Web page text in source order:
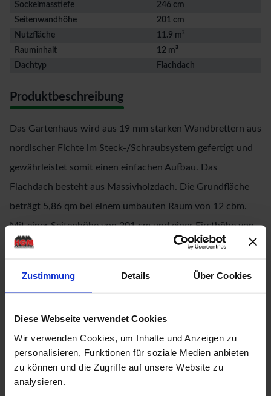
Zustimmung Details Über Cookies
Diese Webseite verwendet Cookies
Wir verwenden Cookies, um Inhalte und Anzeigen zu
personalisieren, Funktionen für soziale Medien anbieten
zu können und die Zugriffe auf unsere Website zu
analysieren.
Sockelmasstiefe
246 cm
Seitenwandhöhe
201 cm
Nutzfläche
11.9 m²
Rauminhalt
12 m³
Dachtyp
Flachdach
Produktbeschreibung
Das Gartenhaus wird aus 19 mm starken Wandbrettern aus
nordischer Fichte im Steck-/Schraubsystem gefertigt und
gewährleistet somit einen einfachen Aufbau. Das
Flachdach besteht aus Massivholzdach. Die Grundfläche
beträgt 5,86 qm bei einem umbauten Raum von 12 cbm.
Mit einer Seitenhöhe von 201 cm und einer Firsthöhe von
214 cm bietet das Gerätehaus optimale Raumnutzung. Das
x 242 cm. Bodenbalken sorgen für den Schutz von unten
Kesseldruckimprägnierung der Bodenbalken sind diese vor
Witterungseinflüssen und holzzersetzenden Pilzen bereits
geschützt. Die praktische und vormontierte Tür sorgt mit
ihren großzügigen Abmessungen und dem